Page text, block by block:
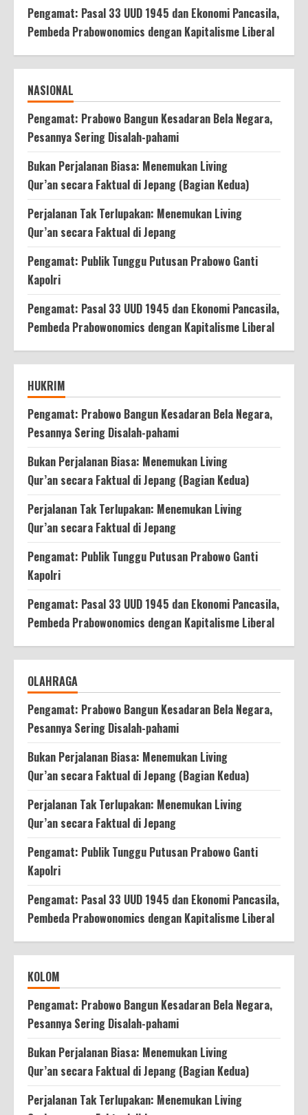
Pengamat: Pasal 33 UUD 1945 dan Ekonomi Pancasila,
Pembeda Prabowonomics dengan Kapitalisme Liberal
NASIONAL
Pengamat: Prabowo Bangun Kesadaran Bela Negara,
Pesannya Sering Disalah-pahami
Bukan Perjalanan Biasa: Menemukan Living
Qur’an secara Faktual di Jepang (Bagian Kedua)
Perjalanan Tak Terlupakan: Menemukan Living
Qur’an secara Faktual di Jepang
Pengamat: Publik Tunggu Putusan Prabowo Ganti
Kapolri
Pengamat: Pasal 33 UUD 1945 dan Ekonomi Pancasila,
Pembeda Prabowonomics dengan Kapitalisme Liberal
HUKRIM
Pengamat: Prabowo Bangun Kesadaran Bela Negara,
Pesannya Sering Disalah-pahami
Bukan Perjalanan Biasa: Menemukan Living
Qur’an secara Faktual di Jepang (Bagian Kedua)
Perjalanan Tak Terlupakan: Menemukan Living
Qur’an secara Faktual di Jepang
Pengamat: Publik Tunggu Putusan Prabowo Ganti
Kapolri
Pengamat: Pasal 33 UUD 1945 dan Ekonomi Pancasila,
Pembeda Prabowonomics dengan Kapitalisme Liberal
OLAHRAGA
Pengamat: Prabowo Bangun Kesadaran Bela Negara,
Pesannya Sering Disalah-pahami
Bukan Perjalanan Biasa: Menemukan Living
Qur’an secara Faktual di Jepang (Bagian Kedua)
Perjalanan Tak Terlupakan: Menemukan Living
Qur’an secara Faktual di Jepang
Pengamat: Publik Tunggu Putusan Prabowo Ganti
Kapolri
Pengamat: Pasal 33 UUD 1945 dan Ekonomi Pancasila,
Pembeda Prabowonomics dengan Kapitalisme Liberal
KOLOM
Pengamat: Prabowo Bangun Kesadaran Bela Negara,
Pesannya Sering Disalah-pahami
Bukan Perjalanan Biasa: Menemukan Living
Qur’an secara Faktual di Jepang (Bagian Kedua)
Perjalanan Tak Terlupakan: Menemukan Living